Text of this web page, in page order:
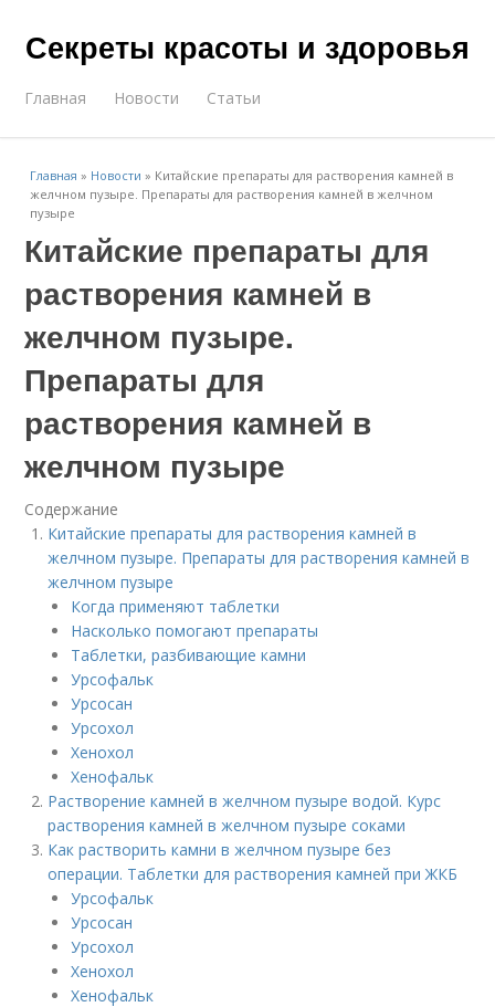
Секреты красоты и здоровья
Главная Новости Статьи
Главная » Новости » Китайские препараты для растворения камней в
желчном пузыре. Препараты для растворения камней в желчном
пузыре
Китайские препараты для
растворения камней в
желчном пузыре.
Препараты для
растворения камней в
желчном пузыре
Содержание
Китайские препараты для растворения камней в
желчном пузыре. Препараты для растворения камней в
желчном пузыре
Когда применяют таблетки
Насколько помогают препараты
Таблетки, разбивающие камни
Урсофальк
Урсосан
Урсохол
Хенохол
Хенофальк
Растворение камней в желчном пузыре водой. Курс
растворения камней в желчном пузыре соками
Как растворить камни в желчном пузыре без
операции. Таблетки для растворения камней при ЖКБ
Урсофальк
Урсосан
Урсохол
Хенохол
Хенофальк